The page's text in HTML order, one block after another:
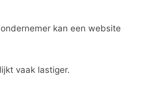
kan een website
vaak lastiger.